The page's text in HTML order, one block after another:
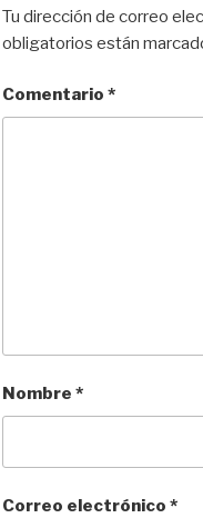
Tu dirección de correo
obligatorios están
Comentario *
Nombre *
Correo electrónico *